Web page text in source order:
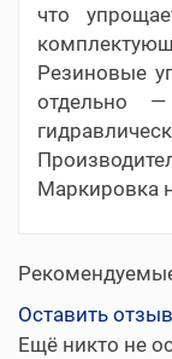
что
Резиновые
отдельно
Маркировка
Оставить отзыв
Ещё никто не